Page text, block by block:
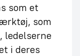
som et
som
ledelserne
i deres